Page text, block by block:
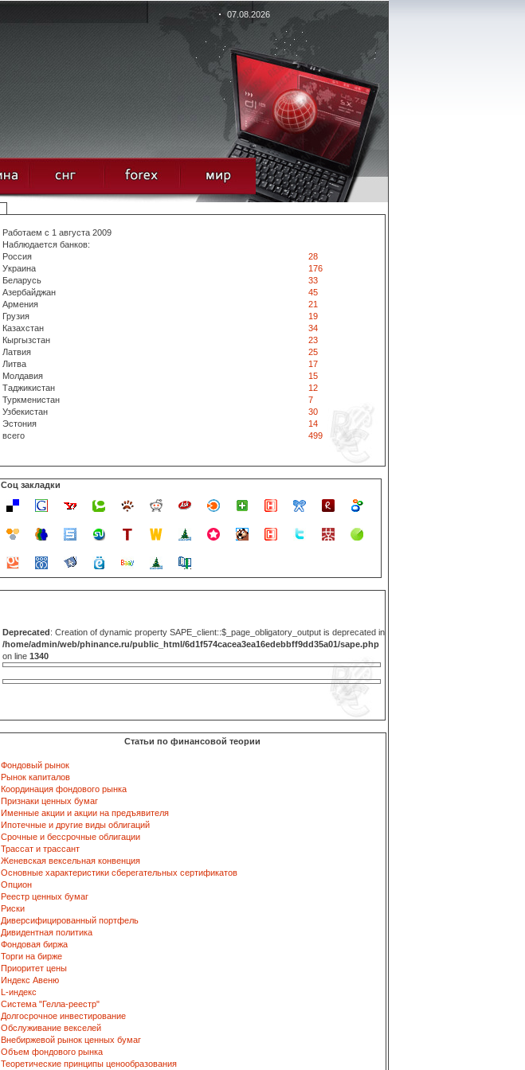
07.08.2026
Работаем с 1 августа 2009
Наблюдается банков:
Россия
28
Украина
176
Беларусь
33
Азербайджан
45
Армения
21
Грузия
19
Казахстан
34
Кыргызстан
23
Латвия
25
Литва
17
Молдавия
15
Таджикистан
12
Туркменистан
7
Узбекистан
30
Эстония
14
всего
499
Соц закладки
Deprecated: Creation of dynamic property SAPE_client::$_page_obligatory_output is deprecated in
/home/admin/web/phinance.ru/public_html/6d1f574cacea3ea16edebbff9dd35a01/sape.php
on line 1340
Статьи по финансовой теории
Фондовый рынок
Рынок капиталов
Координация фондового рынка
Признаки ценных бумаг
Именные акции и акции на предъявителя
Ипотечные и другие виды облигаций
Срочные и бессрочные облигации
Трассат и трассант
Женевская вексельная конвенция
Основные характеристики сберегательных сертификатов
Опцион
Реестр ценных бумаг
Риски
Диверсифицированный портфель
Дивидентная политика
Фондовая биржа
Торги на бирже
Приоритет цены
Индекс Авеню
L-индекс
Система "Гелла-реестр"
Долгосрочное инвестирование
Обслуживание векселей
Внебиржевой рынок ценных бумаг
Объем фондового рынка
Теоретические принципы ценообразования